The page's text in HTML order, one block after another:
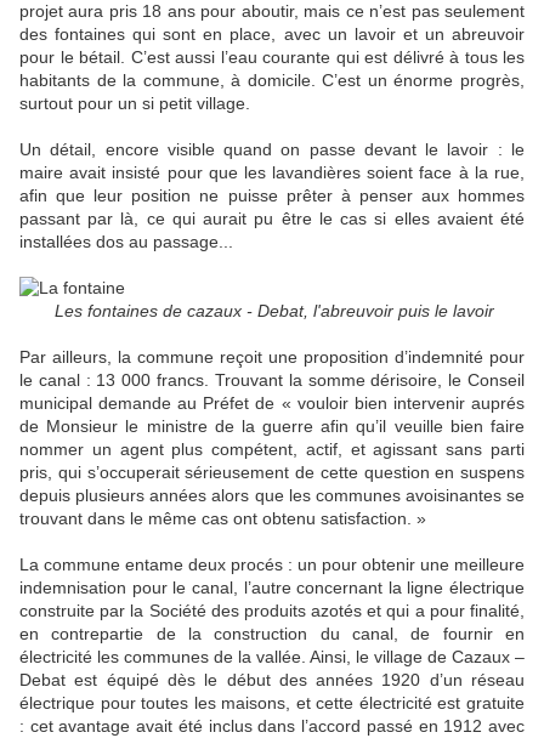
projet aura pris 18 ans pour aboutir, mais ce n’est pas seulement
des fontaines qui sont en place, avec un lavoir et un abreuvoir
pour le bétail. C’est aussi l’eau courante qui est délivré à tous les
habitants de la commune, à domicile. C’est un énorme progrès,
surtout pour un si petit village.
Un détail, encore visible quand on passe devant le lavoir : le
maire avait insisté pour que les lavandières soient face à la rue,
afin que leur position ne puisse prêter à penser aux hommes
passant par là, ce qui aurait pu être le cas si elles avaient été
installées dos au passage...
Les fontaines de cazaux - Debat, l'abreuvoir puis le lavoir
Par ailleurs, la commune reçoit une proposition d’indemnité pour
le canal : 13 000 francs. Trouvant la somme dérisoire, le Conseil
municipal demande au Préfet de « vouloir bien intervenir auprés
de Monsieur le ministre de la guerre afin qu’il veuille bien faire
nommer un agent plus compétent, actif, et agissant sans parti
pris, qui s’occuperait sérieusement de cette question en suspens
depuis plusieurs années alors que les communes avoisinantes se
trouvant dans le même cas ont obtenu satisfaction. »
La commune entame deux procés : un pour obtenir une meilleure
indemnisation pour le canal, l’autre concernant la ligne électrique
construite par la Société des produits azotés et qui a pour finalité,
en contrepartie de la construction du canal, de fournir en
électricité les communes de la vallée. Ainsi, le village de Cazaux –
Debat est équipé dès le début des années 1920 d’un réseau
électrique pour toutes les maisons, et cette électricité est gratuite
: cet avantage avait été inclus dans l’accord passé en 1912 avec